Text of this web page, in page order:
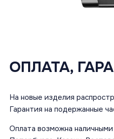
ОПЛАТА,
На новые изделия
Гарантия на подержанные
Оплата возможна